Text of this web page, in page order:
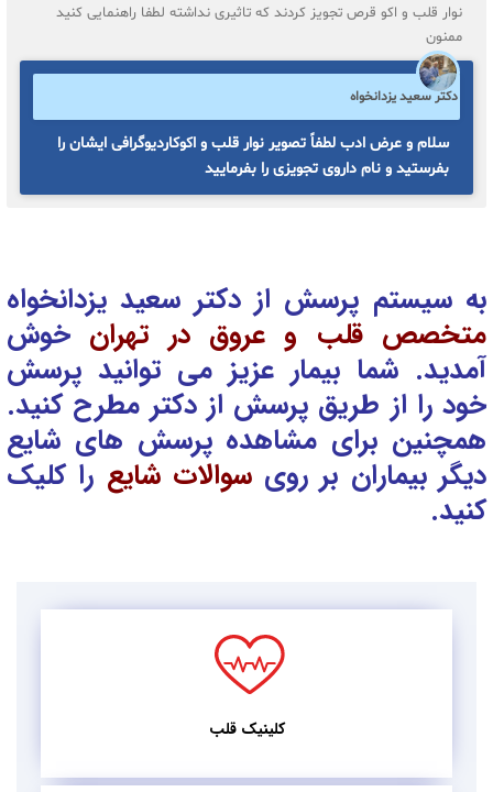
نوار قلب و اکو قرص تجویز کردند که تاثیری نداشته لطفا راهنمایی کنید
ممنون
دکتر سعید یزدانخواه
سلام و عرض ادب لطفاً تصویر نوار قلب و اکوکاردیوگرافی ایشان را
بفرستید و نام داروی تجویزی را بفرمایید
به سیستم پرسش از دکتر سعید یزدانخواه
متخصص قلب و عروق در تهران خوش
آمدید. شما بیمار عزیز می توانید پرسش
خود را از طریق پرسش از دکتر مطرح کنید.
همچنین برای مشاهده پرسش های شایع
دیگر بیماران بر روی سوالات شایع را کلیک
کنید.
کلینیک قلب